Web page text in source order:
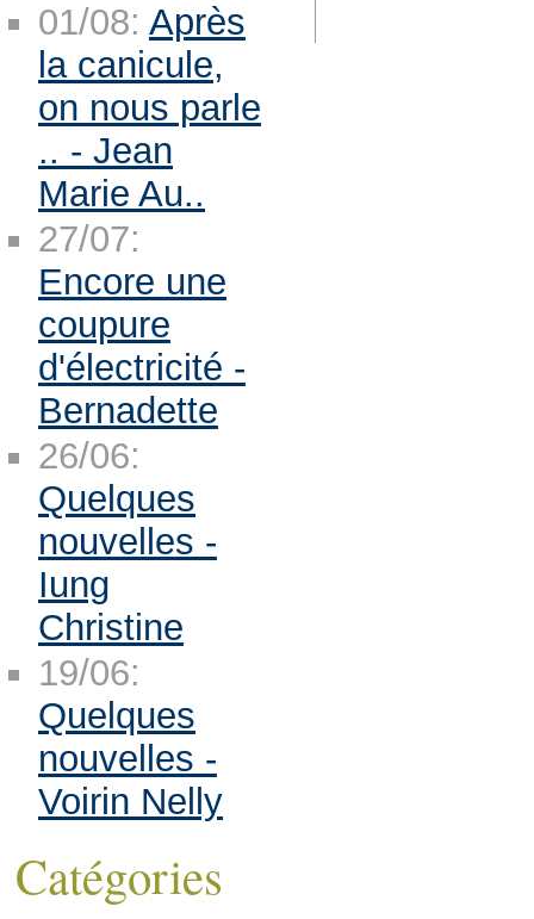
01/08: Après
la canicule,
on nous parle
.. - Jean
Marie Au..
27/07:
Encore une
coupure
d'électricité -
Bernadette
26/06:
Quelques
nouvelles -
Iung
Christine
19/06:
Quelques
nouvelles -
Voirin Nelly
Catégories